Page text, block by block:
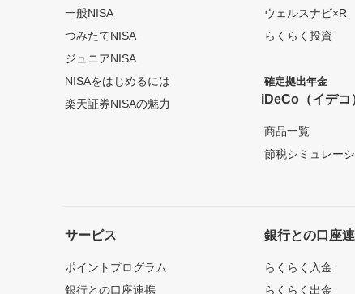
一般NISA
つみたてNISA
ジュニアNISA
NISAをはじめるには
楽天証券NISAの魅力
ウェルスナビ×R
らくらく投資
確定拠出年金
iDeCo（イデコ
商品一覧
節税シミュレー
サービス
ポイントプログラム
銀行との口座連携
銀行との口座
らくらく入金
らくらく出金